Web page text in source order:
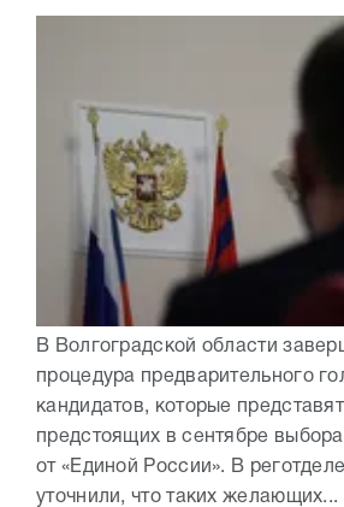
В Волгоградской области
процедура предварительного
кандидатов, которые
предстоящих в сентябре
от «Единой России». В
уточнили, что таких желающих...